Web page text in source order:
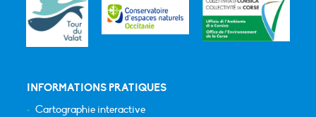
INFORMATIONS PRATIQUES
Cartographie interactive